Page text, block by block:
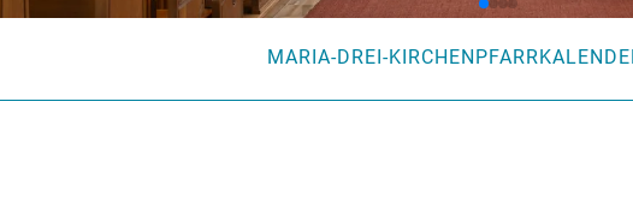
MARIA-DREI-KIRCHEN